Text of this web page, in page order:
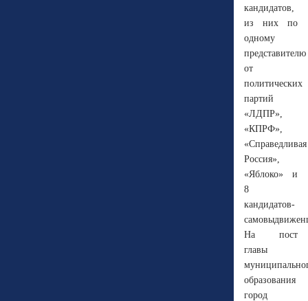
кандидатов,
из них по
одному
представителю
от
политических
партий
«ЛДПР»,
«КПРФ»,
«Справедливая
Россия»,
«Яблоко» и
8
кандидатов-
На пост
главы
образования
город